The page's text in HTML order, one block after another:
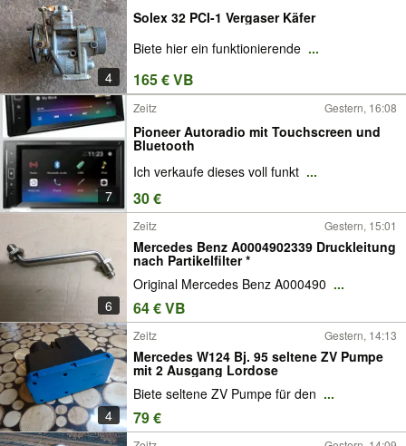
4
Solex 32 PCI-1 Vergaser Käfer
Biete hier ein funktionierende ...
165 € VB
7
Zeitz Gestern, 16:08
Pioneer Autoradio mit Touchscreen und
Bluetooth
Ich verkaufe dieses voll funkt ...
30 €
6
Zeitz Gestern, 15:01
Mercedes Benz A0004902339 Druckleitung
nach Partikelfilter *
Original Mercedes Benz A000490 ...
64 € VB
4
Zeitz Gestern, 14:13
Mercedes W124 Bj. 95 seltene ZV Pumpe
mit 2 Ausgang Lordose
Biete seltene ZV Pumpe für den ...
79 €